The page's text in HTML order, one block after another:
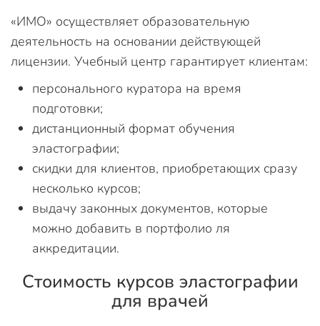
«ИМО» осуществляет образовательную
деятельность на основании действующей
лицензии. Учебный центр гарантирует клиентам:
персонального куратора на время
подготовки;
дистанционный формат обучения
эластографии;
скидки для клиентов, приобретающих сразу
несколько курсов;
выдачу законных документов, которые
можно добавить в портфолио ля
аккредитации.
Стоимость курсов эластографии
для врачей